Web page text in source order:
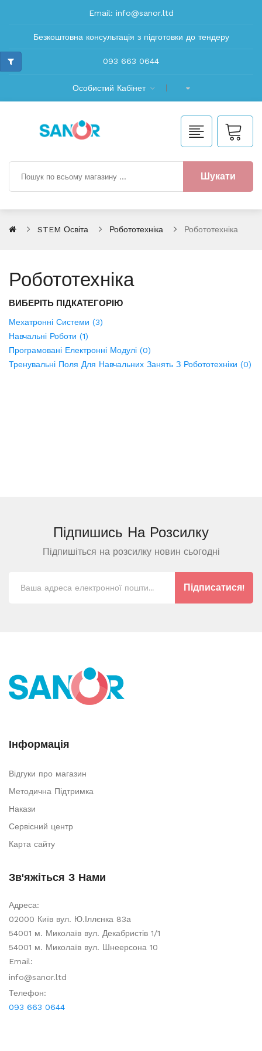
Email: info@sanor.ltd
Безкоштовна консультація з підготовки до тендеру
093 663 0644
Особистий Кабінет
Шукати
STEM Освіта Робототехніка Робототехніка
Робототехніка
ВИБЕРІТЬ ПІДКАТЕГОРІЮ
Мехатронні Системи (3)
Навчальні Роботи (1)
Програмовані Електронні Модулі (0)
Тренувальні Поля Для Навчальних Занять З Робототехніки (0)
Підпишись На Розсилку
Підпишіться на розсилку новин сьогодні
Підписатися!
Інформація
Відгуки про магазин
Методична Підтримка
Накази
Сервісний центр
Карта сайту
Зв'яжіться З Нами
Адреса:
02000 Київ вул. Ю.Іллєнка 83а
54001 м. Миколаїв вул. Декабристів 1/1
54001 м. Миколаїв вул. Шнеерсона 10
Email:
info@sanor.ltd
Телефон:
093 663 0644